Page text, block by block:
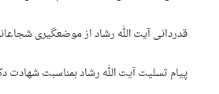
قدردانی آیت الله رشاد از موضعگیری
پیام تسلیت آیت الله رشاد بمناسبت شهادت